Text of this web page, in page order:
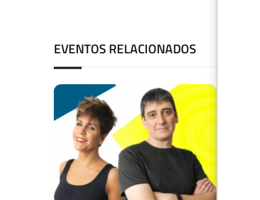
EVENTOS RELACIONADOS